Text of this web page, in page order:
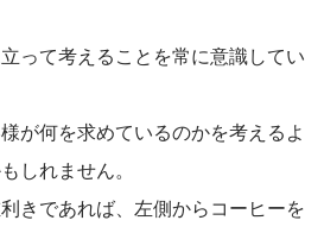
って考えることを常に意識してい
が何を求めているのかを考えるよ
しれません。
きであれば、左側からコーヒーを